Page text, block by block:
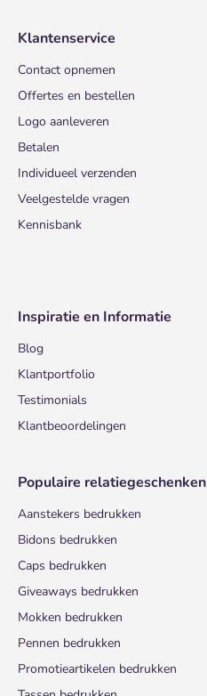
Klantenservice
Contact opnemen
Offertes en bestellen
Logo aanleveren
Betalen
Individueel verzenden
Veelgestelde vragen
Kennisbank
Inspiratie en Informatie
Blog
Klantportfolio
Testimonials
Klantbeoordelingen
Populaire relatiegeschenken
Aanstekers bedrukken
Bidons bedrukken
Caps bedrukken
Giveaways bedrukken
Mokken bedrukken
Pennen bedrukken
Promotieartikelen bedrukken